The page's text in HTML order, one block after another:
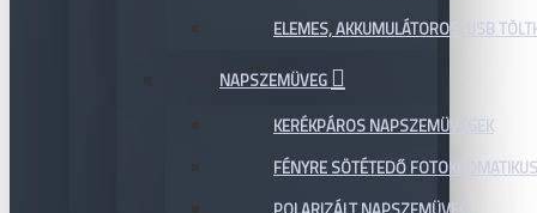
ELEMES, AKKUMULÁTOROS, USB
NAPSZEMÜVEG
KERÉKPÁROS NAPSZEMÜVEGEK
FÉNYRE SÖTÉTEDŐ